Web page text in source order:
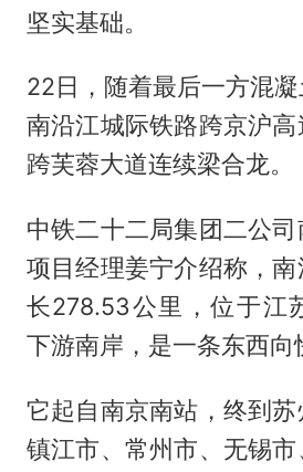
坚实基础。
22日，随着最后一方混凝
南沿江城际铁路跨京沪
跨芙蓉大道连续梁合龙。
中铁二十二局集团二公
项目经理姜宁介绍称，
长278.53公里，位于江
下游南岸，是一条东西向
它起自南京南站，终到
镇江市、常州市、无锡